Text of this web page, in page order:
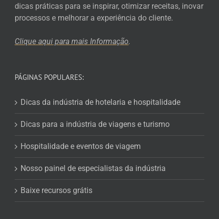
dicas práticas para se inspirar, otimizar receitas, inovar
processos e melhorar a experiência do cliente.
Clique aqui para mais Informação.
PÁGINAS POPULARES:
Dicas da indústria de hotelaria e hospitalidade
Dicas para a indústria de viagens e turismo
Hospitalidade e eventos de viagem
Nosso painel de especialistas da indústria
Baixe recursos grátis